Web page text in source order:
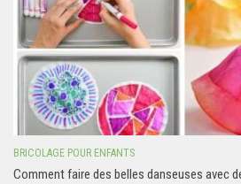
BRICOLAGE POUR ENFANTS
Comment faire des belles danseuses avec